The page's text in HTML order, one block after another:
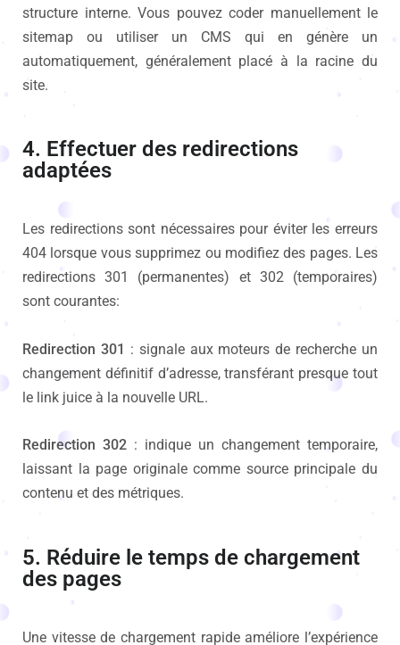
structure interne. Vous pouvez coder manuellement le
sitemap ou utiliser un CMS qui en génère un
automatiquement, généralement placé à la racine du
site.
4. Effectuer des redirections
adaptées
Les redirections sont nécessaires pour éviter les erreurs
404 lorsque vous supprimez ou modifiez des pages. Les
redirections 301 (permanentes) et 302 (temporaires)
sont courantes:
Redirection 301 : signale aux moteurs de recherche un
changement définitif d’adresse, transférant presque tout
le link juice à la nouvelle URL.
Redirection 302 : indique un changement temporaire,
laissant la page originale comme source principale du
contenu et des métriques.
5. Réduire le temps de chargement
des pages
Une vitesse de chargement rapide améliore l’expérience